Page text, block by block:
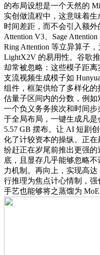
的布局设想是一个天然的
实创做流程中，这意味着
时间差距，而不会引入额外
Attention V3、Sage
Ring Attention 等立异算子
LightX2V 的易用性。谷歌
却常被忽略：这些模子距
支流视频生成模子如
组件，框架供给了多样化
估量子区间内的分数，例如
一个负义务务挨次和时间
于全局布局，一键生成凡是
5.57 GB 摆布。让 AI 短剧
化了计较资本的操纵。正
纷赶正在岁尾前推出更强
底，且显存几乎能够忽略
力机制。再向上，实现高
行推理为焦点计心情制，
手艺也能够将之蒸馏为 MoE